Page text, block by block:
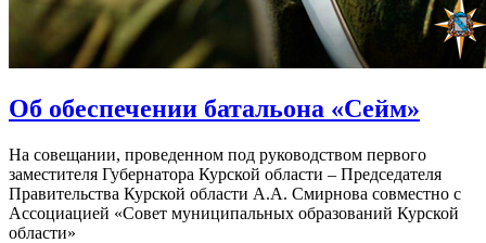
Об обеспечении батальона «Сейм»
На совещании, проведенном под руководством первого
заместителя Губернатора Курской области – Председателя
Правительства Курской области А.А. Смирнова совместно с
Ассоциацией «Совет муниципальных образований Курской
области»